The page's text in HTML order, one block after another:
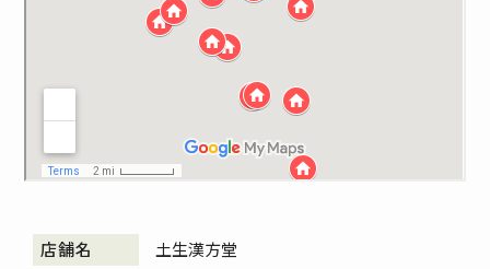
土生漢方堂